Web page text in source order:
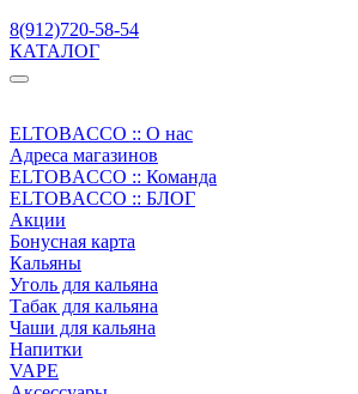
8(912)720-58-54
КАТАЛОГ
ELTOBACCO :: О нас
Адреса магазинов
ELTOBACCO :: Команда
ELTOBACCO :: БЛОГ
Акции
Бонусная карта
Кальяны
Уголь для кальяна
Табак для кальяна
Чаши для кальяна
Напитки
VAPE